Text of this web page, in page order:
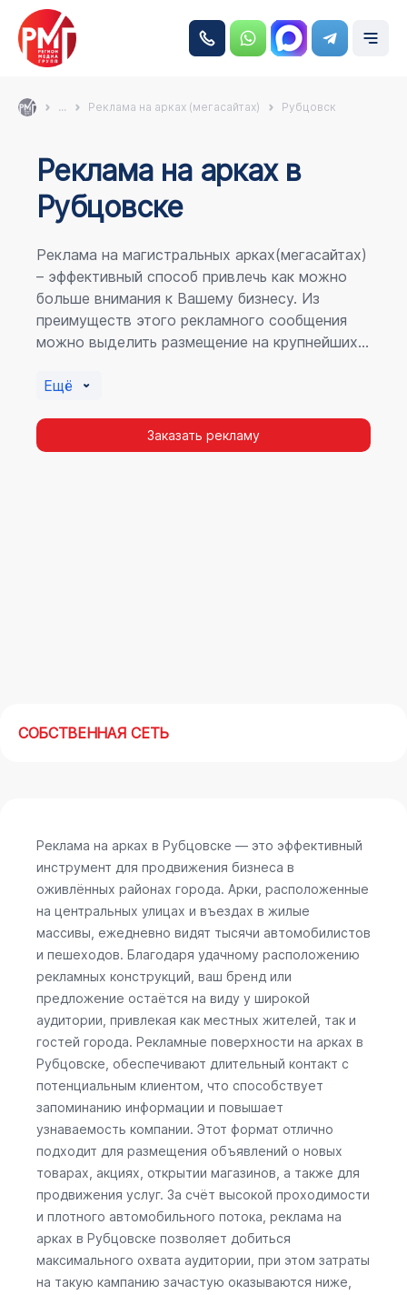
... Реклама на арках (мегасайтах) Рубцовск
Реклама на аркаx в
Рубцовске
Реклама на магистральных арках(мегасайтах)
– эффективный способ привлечь как можно
больше внимания к Вашему бизнесу. Из
преимуществ этого рекламного сообщения
можно выделить размещение на крупнейших
пешеходному потоку расположение в прямой
повторных контактов.
Ещё
Заказать рекламу
СОБСТВЕННАЯ СЕТЬ
Реклама на арках в Рубцовске — это эффективный
инструмент для продвижения бизнеса в
оживлённых районах города. Арки, расположенные
на центральных улицах и въездах в жилые
массивы, ежедневно видят тысячи автомобилистов
и пешеходов. Благодаря удачному расположению
рекламных конструкций, ваш бренд или
предложение остаётся на виду у широкой
аудитории, привлекая как местных жителей, так и
гостей города. Рекламные поверхности на арках в
Рубцовске, обеспечивают длительный контакт с
потенциальным клиентом, что способствует
запоминанию информации и повышает
узнаваемость компании. Этот формат отлично
подходит для размещения объявлений о новых
товарах, акциях, открытии магазинов, а также для
продвижения услуг. За счёт высокой проходимости
и плотного автомобильного потока, реклама на
арках в Рубцовске позволяет добиться
максимального охвата аудитории, при этом затраты
на такую кампанию зачастую оказываются ниже,